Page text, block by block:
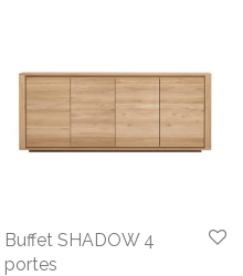
Buffet SHADOW 4
portes